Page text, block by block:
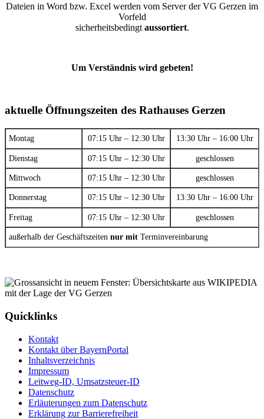
Dateien in Word bzw. Excel werden vom Server der VG Gerzen im
Vorfeld
sicherheitsbedingt aussortiert.
Um Verständnis wird gebeten!
aktuelle Öffnungszeiten des Rathauses Gerzen
Montag 07:15 Uhr – 12:30 Uhr 13:30 Uhr – 16:00 Uhr
Dienstag 07:15 Uhr – 12:30 Uhr geschlossen
Mittwoch 07:15 Uhr – 12:30 Uhr geschlossen
Donnerstag 07:15 Uhr – 12:30 Uhr 13:30 Uhr – 16:00 Uhr
Freitag 07:15 Uhr – 12:30 Uhr geschlossen
außerhalb der Geschäftszeiten nur mit Terminvereinbarung
Quicklinks
Kontakt
Kontakt über BayernPortal
Inhaltsverzeichnis
Impressum
Leitweg-ID, Umsatzsteuer-ID
Datenschutz
Erläuterungen zum Datenschutz
Erklärung zur Barrierefreiheit